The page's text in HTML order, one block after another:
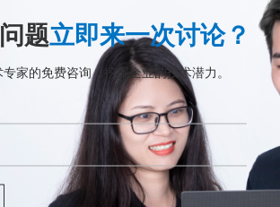
题立即来一次讨论？
家的免费咨询，挖掘企业的技术潜力。